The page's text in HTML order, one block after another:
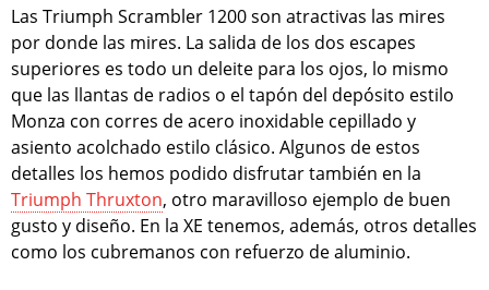
Las Triumph Scrambler 1200 son atractivas las mires
por donde las mires. La salida de los dos escapes
superiores es todo un deleite para los ojos, lo mismo
que las llantas de radios o el tapón del depósito estilo
Monza con corres de acero inoxidable cepillado y
asiento acolchado estilo clásico. Algunos de estos
detalles los hemos podido disfrutar también en la
Triumph Thruxton, otro maravilloso ejemplo de buen
gusto y diseño. En la XE tenemos, además, otros detalles
como los cubremanos con refuerzo de aluminio.